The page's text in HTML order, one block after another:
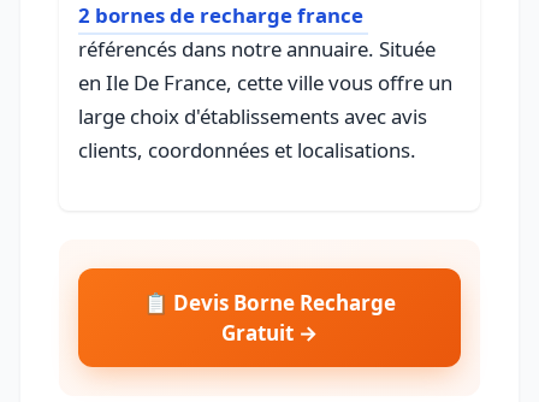
2 bornes de recharge france
référencés dans notre annuaire. Située
en Ile De France, cette ville vous offre un
large choix d'établissements avec avis
clients, coordonnées et localisations.
📋 Devis Borne Recharge
Gratuit →